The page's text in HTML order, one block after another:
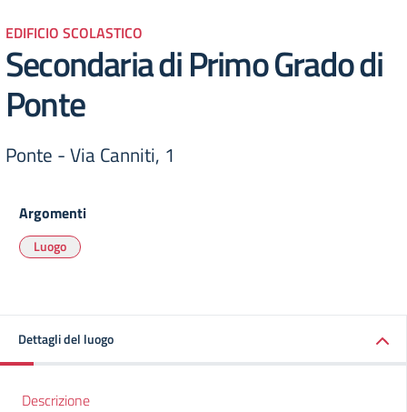
EDIFICIO SCOLASTICO
Secondaria di Primo Grado di
Ponte
Ponte - Via Canniti, 1
Argomenti
Luogo
Dettagli del luogo
Descrizione